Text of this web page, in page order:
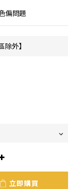
偏問題
外】
立即購買